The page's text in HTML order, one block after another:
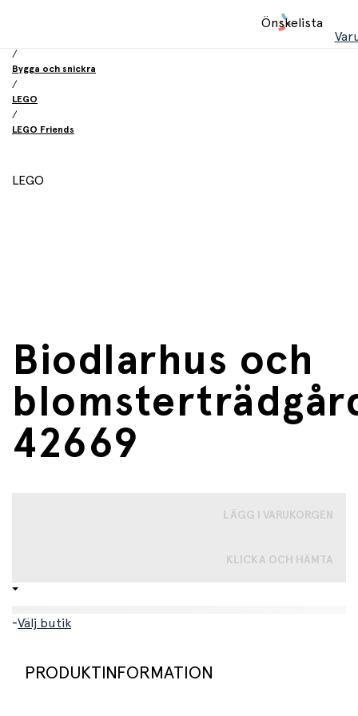
Önskelista
/
Bygga och snickra
/
LEGO
/
LEGO Friends
LEGO
Biodlarhus och
42669
LÄGG I VARUKORGEN
KLICKA OCH HÄMTA
-Välj butik
PRODUKTINFORMATION